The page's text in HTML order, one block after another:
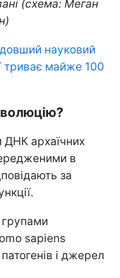
(схема: Меган
науковий
триває майже 100
ДНК архаїчних
в
за
sapiens
і джерел